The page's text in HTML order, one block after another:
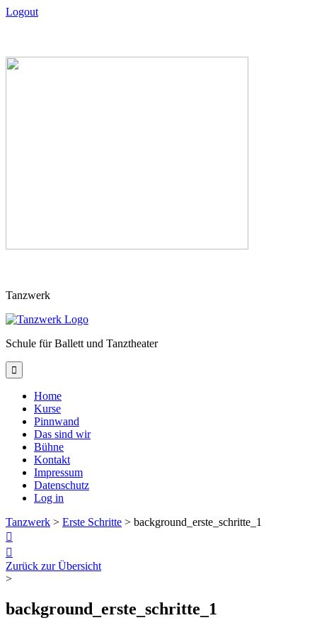
Logout
to
Tanzwerk
Schule für Ballett und Tanztheater

Home
Kurse
Pinnwand
Das sind wir
Bühne
Kontakt
Impressum
Datenschutz
Log in
Tanzwerk > Erste Schritte > background_erste_schritte_1


Zurück zur Übersicht
>
background_erste_schritte_1